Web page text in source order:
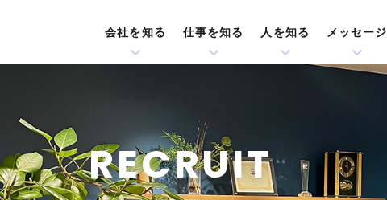
会社を知る 仕事を知る 人を知る メッセージ
RECRUIT